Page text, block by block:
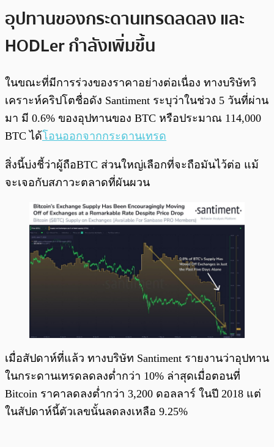
อุปทานของกระดานเทรดลดลง และ
HODLer กำลังเพิ่มขึ้น
ในขณะที่มีการร่วงของราคาอย่างต่อเนื่อง ทางบริษัทวิ
เคราะห์คริปโตชื่อดัง Santiment ระบุว่าในช่วง 5 วันที่ผ่าน
มา มี 0.6% ของอุปทานของ BTC หรือประมาณ 114,000
BTC ได้โอนออกจากกระดานเทรด
สิ่งนี้บ่งชี้ว่าผู้ถือBTC ส่วนใหญ่เลือกที่จะถือมันไว้ต่อ แม้
จะเจอกับสภาวะตลาดที่ผันผวน
เมื่อสัปดาห์ที่แล้ว ทางบริษัท Santiment รายงานว่าอุปทาน
ในกระดานเทรดลดลงต่ำกว่า 10% ล่าสุดเมื่อตอนที่
Bitcoin ราคาลดลงต่ำกว่า 3,200 ดอลลาร์ ในปี 2018 แต่
ในสัปดาห์นี้ตัวเลขนั้นลดลงเหลือ 9.25%